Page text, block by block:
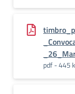
pdf - 445